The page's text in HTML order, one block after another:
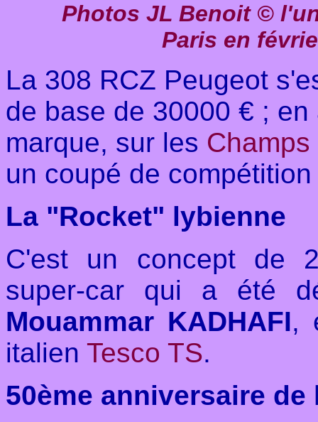
Photos JL Benoit ©
Paris en
La 308 RCZ Peugeot
de base de 30000 € ;
marque, sur les
un coupé de
La "Rocket" lybienne
C'est un concept de
super-car qui a été
Mouammar KADHAFI,
italien Tesco TS.
50ème anniversaire de